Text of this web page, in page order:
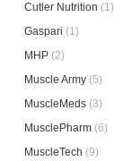
Cutler Nutrition (1)
Gaspari (1)
MHP (2)
Muscle Army (5)
MuscleMeds (3)
MusclePharm (6)
MuscleTech (9)